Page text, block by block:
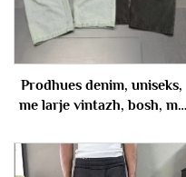
Prodhues denim, uniseks,
me larje vintazh, bosh, me
gjeguzina të drejta dhe të
gjerë, pantolona denim të